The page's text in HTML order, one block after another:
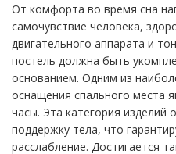
От комфорта во время сна
самочувствие человека,
двигательного аппарата и
постель должна быть
основанием. Одним из
оснащения спального места
часы. Эта категория изделий
поддержку тела, что
расслабление. Достигается